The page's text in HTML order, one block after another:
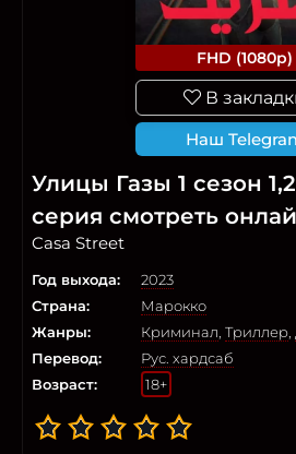
FHD (1080p)
В
Наш
Улицы Газы 1 сезон
серия смотреть
Casa Street
Год выхода:
2023
Страна:
Марокко
Жанры:
Криминал Триллер
Перевод:
Рус. хардсаб
Возраст:
18+